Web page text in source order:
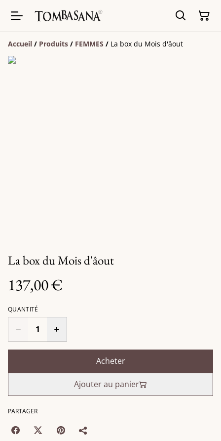
Accueil / Produits / FEMMES / La box du Mois d'âout
La box du Mois d'âout
137,00 €
QUANTITÉ
Acheter
Ajouter au panier
PARTAGER